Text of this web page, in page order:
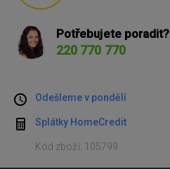
Potřebujete poradit?
220 770 770
Odešleme v pondělí
Splátky HomeCredit
Kód zboží: 105799